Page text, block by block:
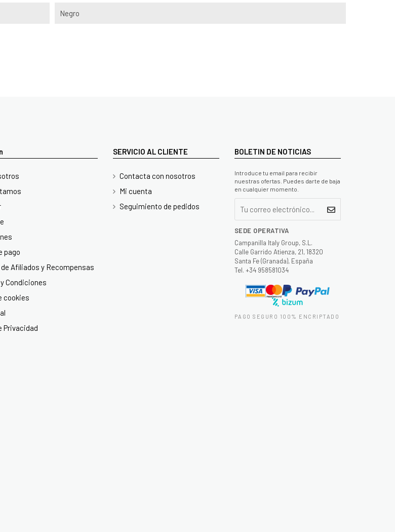
Negro
pago
Afiliados y Recompensas
Condiciones
cookies
Privacidad
SERVICIO AL CLIENTE
Contacta con nosotros
Mi cuenta
Seguimiento de pedidos
BOLETIN DE NOTICIAS
Introduce tu email para recibir
nuestras ofertas. Puedes darte de baja
en cualquier momento.
SEDE OPERATIVA
Campanilla Italy Group, S.L.
Calle Garrido Atienza, 21, 18320
Santa Fe (Granada), España
Tel. +34 958581034
PAGO SEGURO 100% ENCRIPTADO